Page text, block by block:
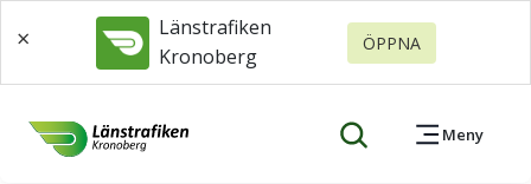
×
Länstrafiken
Kronoberg
ÖPPNA
Meny